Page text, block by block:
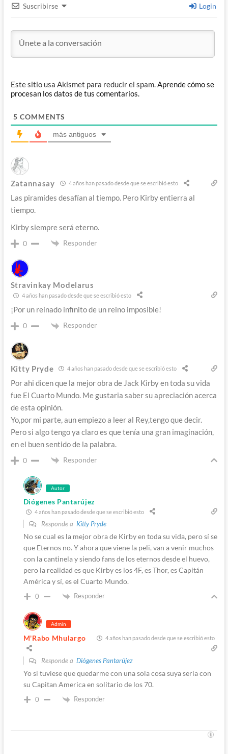
Suscribirse Login
Este sitio usa Akismet para reducir el spam.Aprende cómo se
procesan los datos de tus comentarios.
5 COMMENTS
más antiguos
Zatannasay 4 años han pasado desde que se escribió esto
Las piramides desafían al tiempo. Pero Kirby entierra al
tiempo.
Kirby siempre será eterno.
0 Responder
Stravinkay Modelarus
4 años han pasado desde que se escribió esto
¡Por un reinado infinito de un reino imposible!
0 Responder
Kitty Pryde 4 años han pasado desde que se escribió esto
Por ahi dicen que la mejor obra de Jack Kirby en toda su vida
fue El Cuarto Mundo. Me gustaria saber su apreciación acerca
de esta opinión.
Yo,por mi parte, aun empiezo a leer al Rey,tengo que decir.
Pero si algo tengo ya claro es que tenía una gran imaginación,
en el buen sentido de la palabra.
0 Responder
Autor
Diógenes Pantarújez
4 años han pasado desde que se escribió esto
Responde a Kitty Pryde
No se cual es la mejor obra de Kirby en toda su vida, pero sí se
que Eternos no. Y ahora que viene la peli, van a venir muchos
con la cantinela y siendo fans de los eternos desde el huevo,
pero la realidad es que Kirby es los 4F, es Thor, es Capitán
América y sí, es el Cuarto Mundo.
0 Responder
Admin
M'Rabo Mhulargo 4 años han pasado desde que se escribió esto
Responde a Diógenes Pantarújez
Yo si tuviese que quedarme con una sola cosa suya seria con
su Capitan America en solitario de los 70.
0 Responder